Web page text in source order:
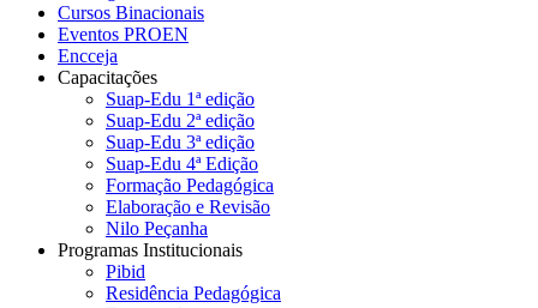
Cursos Binacionais
Eventos PROEN
Encceja
Capacitações
Suap-Edu 1ª edição
Suap-Edu 2ª edição
Suap-Edu 3ª edição
Suap-Edu 4ª Edição
Formação Pedagógica
Elaboração e Revisão
Nilo Peçanha
Programas Institucionais
Pibid
Residência Pedagógica